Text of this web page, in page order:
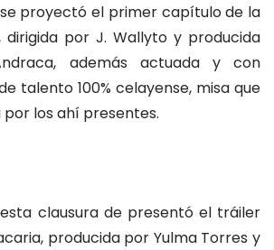
proyectó el primer capítulo de la
dirigida por J. Wallyto y producida
además actuada y con
talento 100% celayense, misa que
los ahí presentes.
clausura de presentó el tráiler
producida por Yulma Torres y